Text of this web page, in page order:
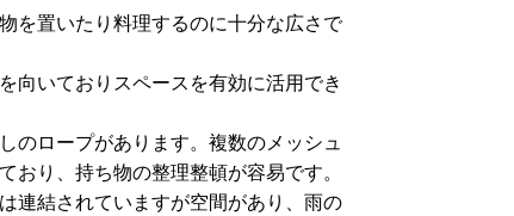
を置いたり料理するのに十分な広さで
向いておりスペースを有効に活用でき
のロープがあります。複数のメッシュ
おり、持ち物の整理整頓が容易です。
連結されていますが空間があり、雨の